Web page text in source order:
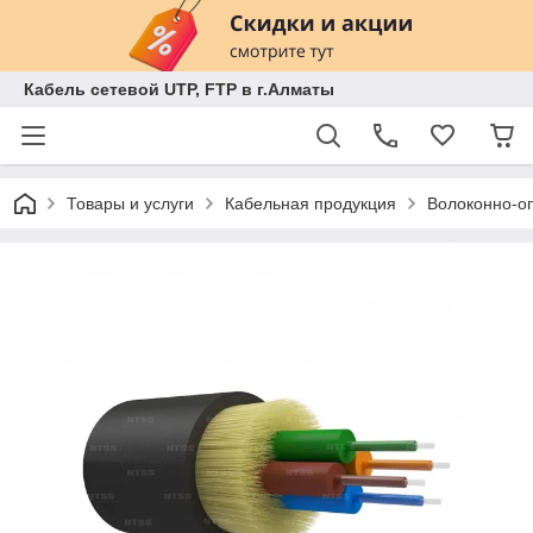
Кабель сетевой UTP, FTP в г.Алматы
Товары и услуги Кабельная продукция Волоконно-